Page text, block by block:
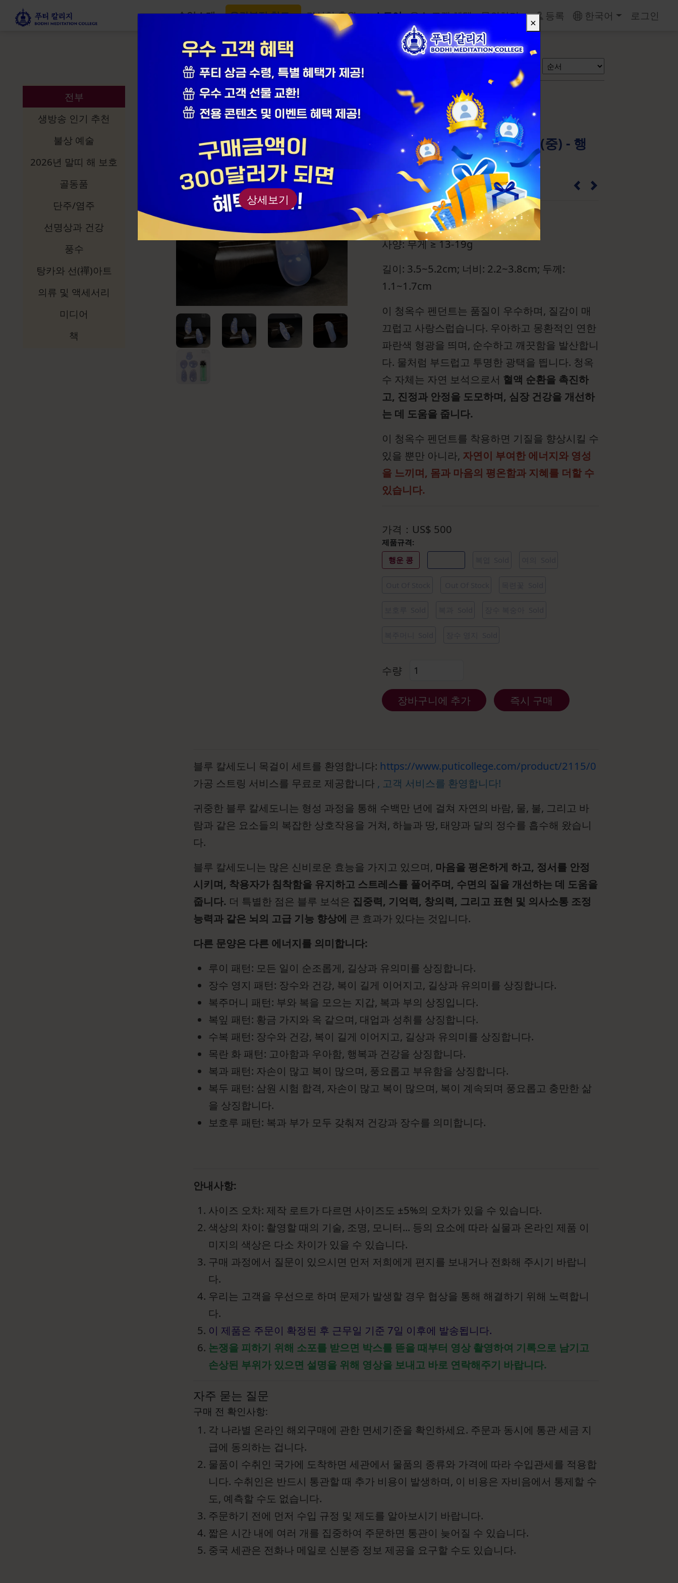
수업소개 우란분절 천도 길상첨 축원 스토어 우수 고객 혜택 문의하기 등록 한국어 로그인
전부
생방송 인기 추천
불상 예술
2026년 말띠 해 보호
골동품
단주/염주
선명상과 건강
풍수
탕카와 선(禪)아트
의류 및 액세서리
미디어
책
선명상 스토어 검색
고급 블루 칼세도니 펜던트 (중) - 행
제품 번호： AM202202F09IB0002M_SL05
재질: 옥수
사양: 무게 ≥ 13-19g
길이: 3.5~5.2cm; 너비: 2.2~3.8cm; 두께:
1.1~1.7cm
이 청옥수 펜던트는 품질이 우수하며, 질감이 매
끄럽고 사랑스럽습니다. 우아하고 몽환적인 연한
파란색 형광을 띄며, 순수하고 깨끗함을 발산합니
다. 물처럼 부드럽고 투명한 광택을 띕니다. 청옥
수 자체는 자연 보석으로서 혈액 순환을 촉진하
고, 진정과 안정을 도모하며, 심장 건강을 개선하
는 데 도움을 줍니다.
이 청옥수 펜던트를 착용하면 기질을 향상시킬 수
있을 뿐만 아니라, 자연이 부여한 에너지와 영성
을 느끼며, 몸과 마음의 평온함과 지혜를 더할 수
있습니다.
가격： US$ 500
제품규격:
행운 콩
수량
장바구니에 추가 즉시 구매
블루 칼세도니 목걸이 세트를 환영합니다: https://www.puticollege.com/product/2115/0
가공 스트링 서비스를 무료로 제공합니다 , 고객 서비스를 환영합니다!
귀중한 블루 칼세도니는 형성 과정을 통해 수백만 년에 걸쳐 자연의 바람, 물, 불, 그리고 바
람과 같은 요소들의 복잡한 상호작용을 거쳐, 하늘과 땅, 태양과 달의 정수를 흡수해 왔습니
다.
블루 칼세도니는 많은 신비로운 효능을 가지고 있으며, 마음을 평온하게 하고, 정서를 안정
시키며, 착용자가 침착함을 유지하고 스트레스를 풀어주며, 수면의 질을 개선하는 데 도움을
줍니다. 더 특별한 점은 블루 보석은 집중력, 기억력, 창의력, 그리고 표현 및 의사소통 조정
능력과 같은 뇌의 고급 기능 향상에 큰 효과가 있다는 것입니다.
다른 문양은 다른 에너지를 의미합니다:
루이 패턴: 모든 일이 순조롭게, 길상과 유의미를 상징합니다.
장수 영지 패턴: 장수와 건강, 복이 길게 이어지고, 길상과 유의미를 상징합니다.
복주머니 패턴: 부와 복을 모으는 지갑, 복과 부의 상징입니다.
복잎 패턴: 황금 가지와 옥 같으며, 대업과 성취를 상징합니다.
수복 패턴: 장수와 건강, 복이 길게 이어지고, 길상과 유의미를 상징합니다.
목란 화 패턴: 고아함과 우아함, 행복과 건강을 상징합니다.
복과 패턴: 자손이 많고 복이 많으며, 풍요롭고 부유함을 상징합니다.
복두 패턴: 삼원 시험 합격, 자손이 많고 복이 많으며, 복이 계속되며 풍요롭고 충만한 삶
을 상징합니다.
보호루 패턴: 복과 부가 모두 갖춰져 건강과 장수를 의미합니다.
안내사항:
사이즈 오차: 제작 로트가 다르면 사이즈도 ±5%의 오차가 있을 수 있습니다.
색상의 차이: 촬영할 때의 기술, 조명, 모니터... 등의 요소에 따라 실물과 온라인 제품 이
미지의 색상은 다소 차이가 있을 수 있습니다.
구매 과정에서 질문이 있으시면 먼저 저희에게 편지를 보내거나 전화해 주시기 바랍니
다.
우리는 고객을 우선으로 하며 문제가 발생할 경우 협상을 통해 해결하기 위해 노력합니
다.
이 제품은 주문이 확정된 후 근무일 기준 7일 이후에 발송됩니다.
논쟁을 피하기 위해 소포를 받으면 박스를 뜯을 때부터 영상 촬영하여 기록으로 남기고
손상된 부위가 있으면 설명을 위해 영상을 보내고 바로 연락해주기 바랍니다.
자주 묻는 질문
구매 전 확인사항:
각 나라별 온라인 해외구매에 관한 면세기준을 확인하세요. 주문과 동시에 통관 세금 지
급에 동의하는 겁니다.
물품이 수취인 국가에 도착하면 세관에서 물품의 종류와 가격에 따라 수입관세를 적용합
니다. 수취인은 반드시 통관할 때 추가 비용이 발생하며, 이 비용은 자비음에서 통제할 수
도, 예측할 수도 없습니다.
주문하기 전에 먼저 수입 규정 및 제도를 알아보시기 바랍니다.
짧은 시간 내에 여러 개를 집중하여 주문하면 통관이 늦어질 수 있습니다.
중국 세관은 전화나 메일로 신분증 정보 제공을 요구할 수도 있습니다.
×
상세보기